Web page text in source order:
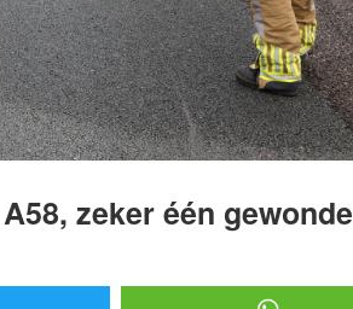
zeker één gewonde